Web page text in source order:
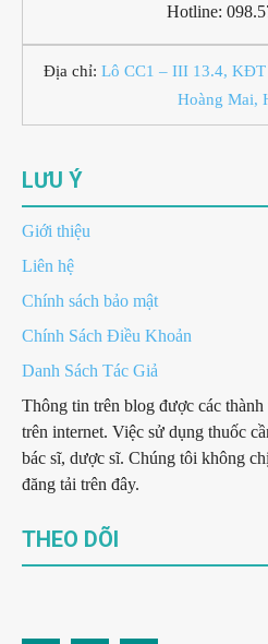
Hotline:
Địa chỉ: Lô CC1 – III 13.4, KĐT
Hoàng Mai,
LƯU Ý
Giới thiệu
Liên hệ
Chính sách bảo mật
Chính Sách Điều Khoản
Danh Sách Tác Giả
Thông tin trên blog được các
trên internet. Việc sử dụng thuốc
bác sĩ, dược sĩ. Chúng tôi không
đăng tải trên đây.
THEO DÕI